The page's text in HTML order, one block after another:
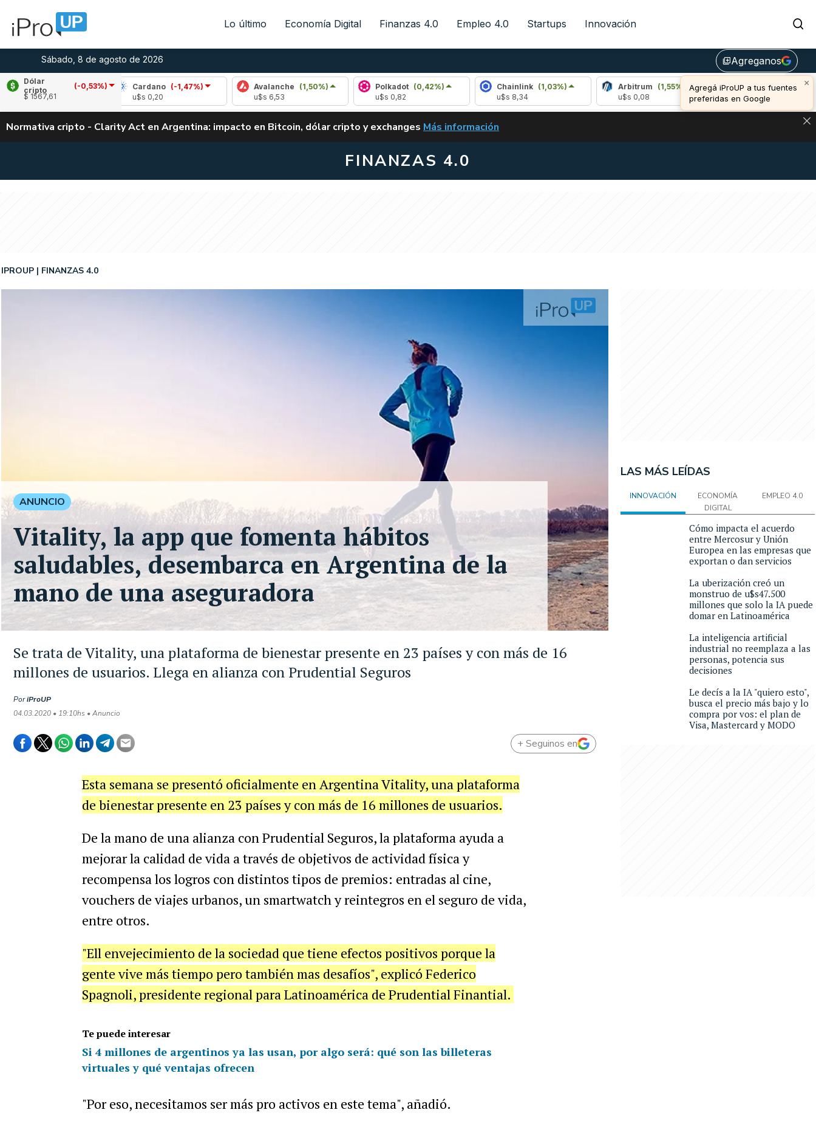
Lo último Economía Digital Finanzas 4.0 Empleo 4.0 Startups Innovación
Sábado, 8 de agosto de 2026 library_addAgreganos
×
Agregá iProUP a tus fuentes
preferidas en Google
Dólar
cripto
(-0,53%)
$ 1567,61
(0,08%)
Cardano (-1,47%)
u$s 0,20
Avalanche (1,50%)
u$s 6,53
Polkadot (0,42%)
u$s 0,82
Chainlink (1,03%)
u$s 8,34
Arbitrum (1,55%)
u$s 0,08
Bitcoin
(0,22%)
u$s 64.995,00
Normativa cripto - Clarity Act en Argentina: impacto en Bitcoin, dólar cripto y exchanges CLARITY ACT EN ARGENTINA: IMPACTO EN BITCOIN, DÓLAR CRIPTO Y EXCHANGES
Más información
FINANZAS 4.0
Se trata de Vitality, una plataforma de bienestar presente en 23 países y con más de 16
millones de usuarios. Llega en alianza con Prudential Seguros
IPROUP FINANZAS 4.0
PoriProUP
04.03.2020 • 19:10hs • Anuncio
ANUNCIO
Vitality, la app que fomenta hábitos
saludables, desembarca en Argentina de la
mano de una aseguradora
+ Seguinos en
Esta semana se presentó oficialmente en Argentina Vitality, una plataforma
de bienestar presente en 23 países y con más de 16 millones de usuarios.
De la mano de una alianza con Prudential Seguros, la plataforma ayuda a
mejorar la calidad de vida a través de objetivos de actividad física y
recompensa los logros con distintos tipos de premios: entradas al cine,
vouchers de viajes urbanos, un smartwatch y reintegros en el seguro de vida,
entre otros.
"Ell envejecimiento de la sociedad que tiene efectos positivos porque la
gente vive más tiempo pero también mas desafíos", explicó Federico
Spagnoli, presidente regional para Latinoamérica de Prudential Finantial.
Te puede interesar
Si 4 millones de argentinos ya las usan, por algo será: qué son las billeteras
virtuales y qué ventajas ofrecen
"Por eso, necesitamos ser más pro activos en este tema", añadió.
LAS MÁS LEÍDAS
INNOVACIÓN
ECONOMÍA
DIGITAL
EMPLEO 4.0
Cómo impacta el acuerdo
entre Mercosur y Unión
Europea en las empresas que
exportan o dan servicios
La uberización creó un
monstruo de u$s47.500
millones que solo la IA puede
domar en Latinoamérica
La inteligencia artificial
industrial no reemplaza a las
personas, potencia sus
decisiones
Le decís a la IA "quiero esto",
busca el precio más bajo y lo
compra por vos: el plan de
Visa, Mastercard y MODO